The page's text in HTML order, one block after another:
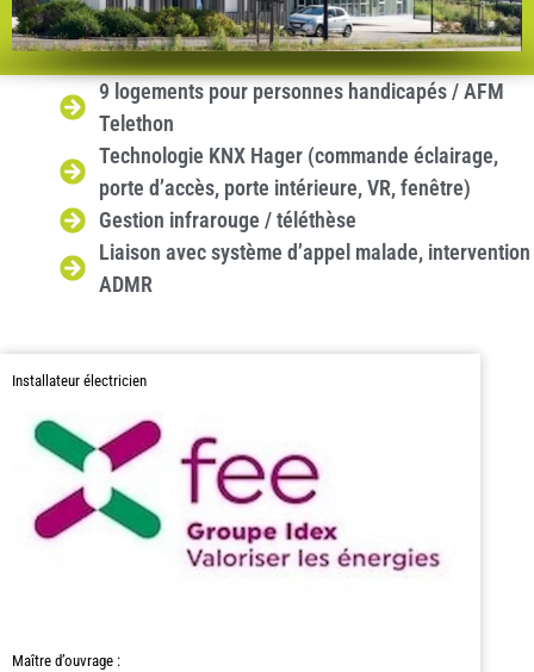
9 logements pour personnes handicapés / AFM
Telethon
Technologie KNX Hager (commande éclairage,
porte d’accès, porte intérieure, VR, fenêtre)
Gestion infrarouge / téléthèse
Liaison avec système d’appel malade, intervention
ADMR
Installateur électricien
Maître d’ouvrage :